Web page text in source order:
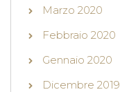
Marzo 2020
Febbraio 2020
Gennaio 2020
Dicembre 2019